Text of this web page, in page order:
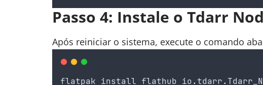
Passo 4: Instale o Tdarr
Após reiniciar o sistema, execute o comando
flatpak install flathub io. tdarr.